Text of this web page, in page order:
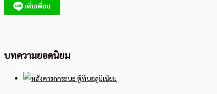
บทความยอดนิยม